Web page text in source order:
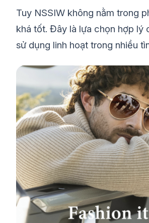
Tuy NSSIW không nằm trong
khá tốt. Đây là lựa chọn hợp lý
sử dụng linh hoạt trong nhiều